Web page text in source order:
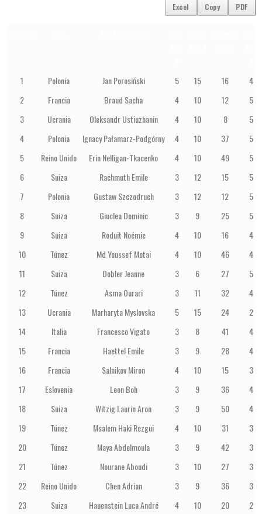
Excel Copy PDF
1
Polonia Jan Porosiński 5 15 16
4
2
Francia Braud Sacha 4 10 12
5
3
Ucrania Oleksandr Ustiuzhanin 4 10 8
5
4
Polonia Ignacy Pałamarz-Podgórny 4 10 37
5
5
Reino Unido Erin Nelligan-Tkacenko 4 10 49
5
6
Suiza Rachmuth Emile 3 12 15
5
7
Polonia Gustaw Szczodruch 3 12 12
5
8
Suiza Giuclea Dominic 3 9 25
5
9
Suiza Roduit Noémie 4 10 16
4
10
Túnez Md Youssef Motai 4 10 46
4
11
Suiza Dobler Jeanne 3 6 27
5
12
Túnez Asma Ourari 3 11 32
4
13
Ucrania Marharyta Myslovska 5 15 24
2
14
Italia Francesco Vigato 3 8 41
4
15
Francia Haettel Emile 3 9 28
4
16
Francia Salnikov Miron 4 10 15
3
17
Eslovenia Leon Boh 3 9 36
4
18
Suiza Witzig Laurin Aron 3 9 50
4
19
Túnez Msalem Haki Rezgui 4 10 31
3
20
Túnez Maya Abdelmoula 3 9 42
3
21
Túnez Nourane Aboudi 3 10 27
3
22
Reino Unido Chen Adrian 3 9 36
3
23
Suiza Hauenstein Luca André 4 10 20
2